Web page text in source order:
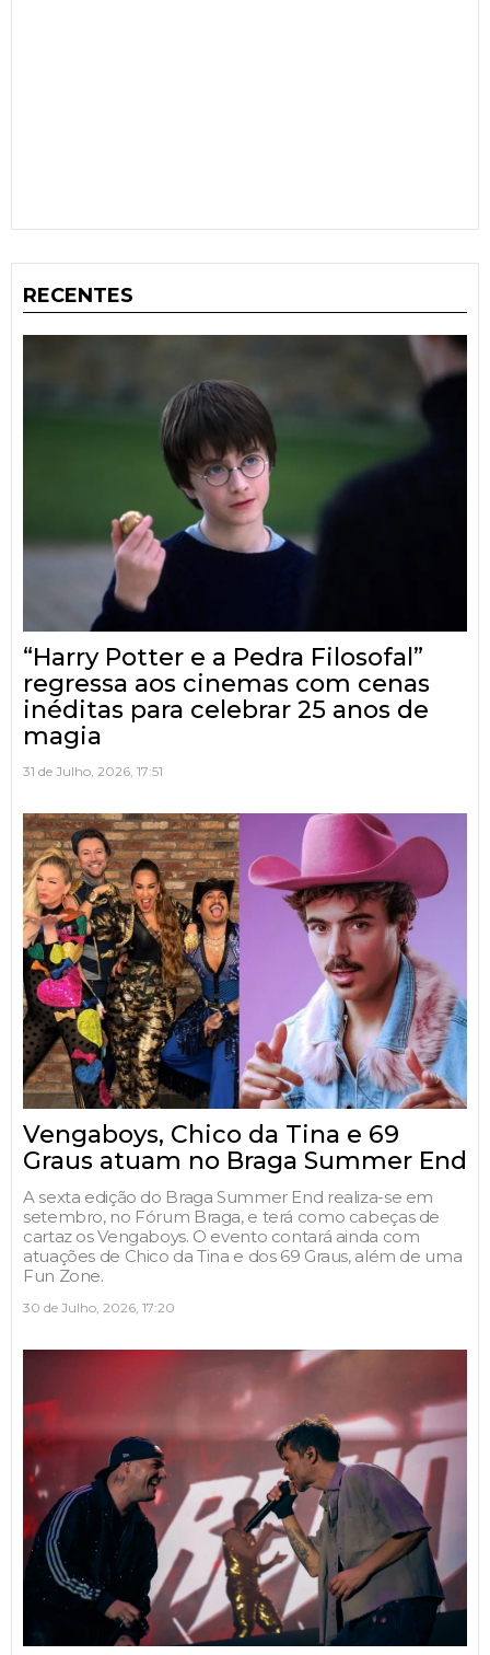
RECENTES
“Harry Potter e a Pedra Filosofal”
regressa aos cinemas com cenas
inéditas para celebrar 25 anos de
magia
31 de Julho, 2026, 17:51
Vengaboys, Chico da Tina e 69
Graus atuam no Braga Summer End
A sexta edição do Braga Summer End realiza-se em
setembro, no Fórum Braga, e terá como cabeças de
cartaz os Vengaboys. O evento contará ainda com
atuações de Chico da Tina e dos 69 Graus, além de uma
Fun Zone.
30 de Julho, 2026, 17:20